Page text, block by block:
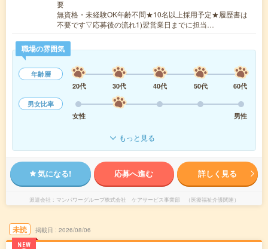
要
無資格・未経験OK年齢不問★10名以上採用予定★履歴書は
不要です▽応募後の流れ1)翌営業日までに担当…
職場の雰囲気
年齢層
20代
30代 40代 50代
60代
男女比率
女性
男性
もっと見る
気になる! 応募へ進む 詳しく見る
派遣会社 マンパワーグループ株式会社 ケアサービス事業部 （医療福祉介護関連）
未読
NEW
掲載日 2026/08/06